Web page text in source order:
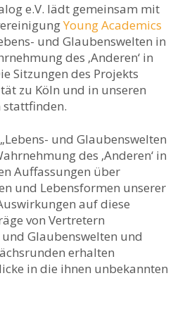
e.V. lädt gemeinsam mit
Young Academics
und Glaubenswelten in
des ‚Anderen‘ in
Sitzungen des Projekts
zu Köln und in unseren
und Glaubenswelten
des ‚Anderen‘ in
Auffassungen über
und Lebensformen unserer
auf diese
von Vertretern
Glaubenswelten und
erhalten
in die ihnen unbekannten